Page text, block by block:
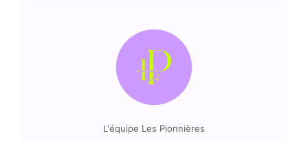
L'équipe Les Pionnières